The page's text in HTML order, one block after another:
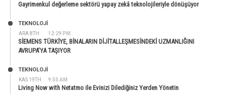
Gayrimenkul değerleme sektörü yapay zekâ teknolojileriyle dönüşüyor
ARA 8TH 12:29 PM
TEKNOLOJİ
SİEMENS TÜRKİYE, BİNALARIN DİJİTALLEŞMESİNDEKİ UZMANLIĞINI
AVRUPA’YA TAŞIYOR
KAS 19TH 9:50 AM
TEKNOLOJİ
Living Now with Netatmo ile Evinizi Dilediğiniz Yerden Yönetin